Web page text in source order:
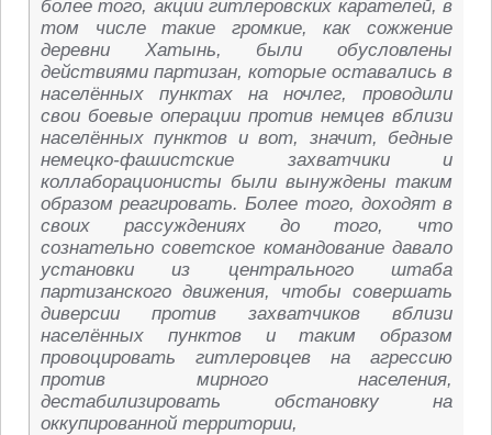
более того, акции гитлеровских карателей, в
том числе такие громкие, как сожжение
деревни Хатынь, были обусловлены
действиями партизан, которые оставались в
населённых пунктах на ночлег, проводили
свои боевые операции против немцев вблизи
населённых пунктов и вот, значит, бедные
немецко-фашистские захватчики и
коллаборационисты были вынуждены таким
образом реагировать. Более того, доходят в
своих рассуждениях до того, что
сознательно советское командование давало
установки из центрального штаба
партизанского движения, чтобы совершать
диверсии против захватчиков вблизи
населённых пунктов и таким образом
провоцировать гитлеровцев на агрессию
против мирного населения,
дестабилизировать обстановку на
оккупированной территории,